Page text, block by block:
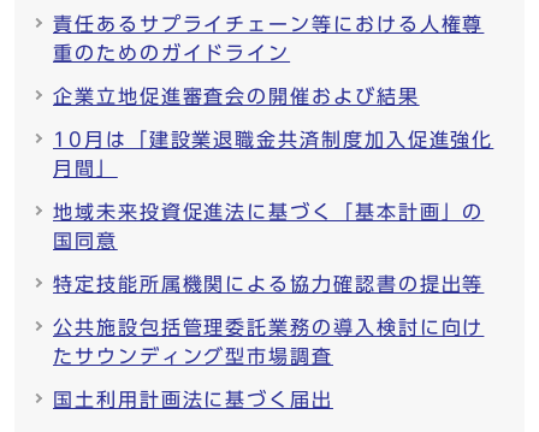
責任あるサプライチェーン等における人権尊
重のためのガイドライン
企業立地促進審査会の開催および結果
10月は「建設業退職金共済制度加入促進強化
月間」
地域未来投資促進法に基づく「基本計画」の
国同意
特定技能所属機関による協力確認書の提出等
公共施設包括管理委託業務の導入検討に向け
たサウンディング型市場調査
国土利用計画法に基づく届出